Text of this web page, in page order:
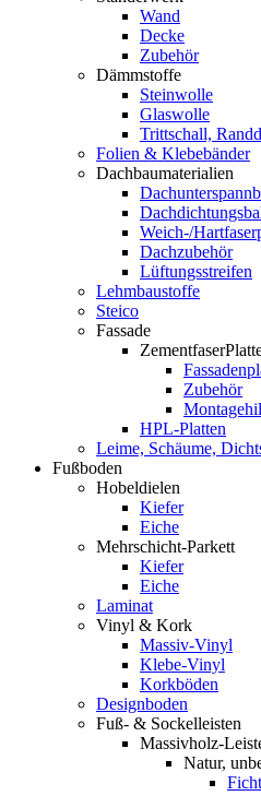
Wand
Decke
Zubehör
Dämmstoffe
Steinwolle
Glaswolle
Trittschall,
Folien & Klebebänder
Dachbaumaterialien
Weich-/
Dachzubehör
Lüftungsstreifen
Lehmbaustoffe
Steico
Fassade
Zubehör
HPL-Platten
Leime, Schäume,
Fußboden
Hobeldielen
Kiefer
Eiche
Mehrschicht-Parkett
Kiefer
Eiche
Laminat
Vinyl & Kork
Massiv-Vinyl
Klebe-Vinyl
Korkböden
Designboden
Fuß- & Sockelleisten
Massivholz-
Natur,